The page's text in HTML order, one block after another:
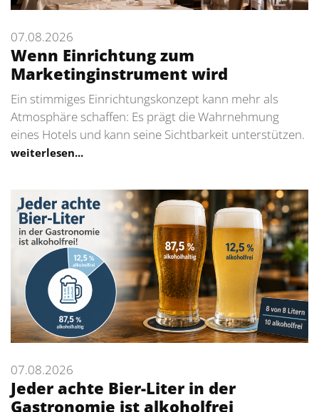
07.08.2026
Wenn Einrichtung zum
Marketinginstrument wird
Ein stimmiges Einrichtungskonzept kann mehr als
Atmosphäre schaffen: Es prägt die Wahrnehmung
eines Hotels und kann seine Sichtbarkeit unterstützen.
weiterlesen...
07.08.2026
Jeder achte Bier-Liter in der
Gastronomie ist alkoholfrei